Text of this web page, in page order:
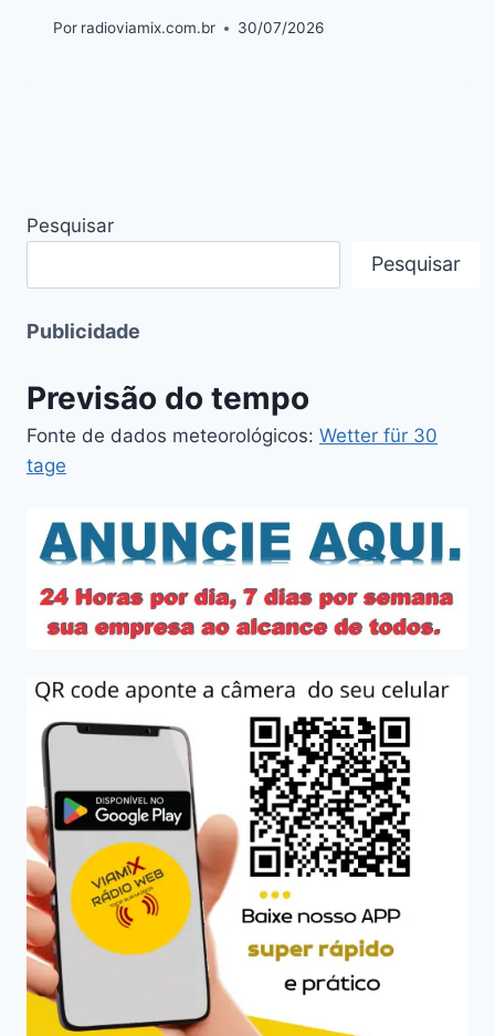
Por radioviamix.com.br 30/07/2026
Pesquisar
Pesquisar
Publicidade
Previsão do tempo
Fonte de dados meteorológicos: Wetter für 30
tage